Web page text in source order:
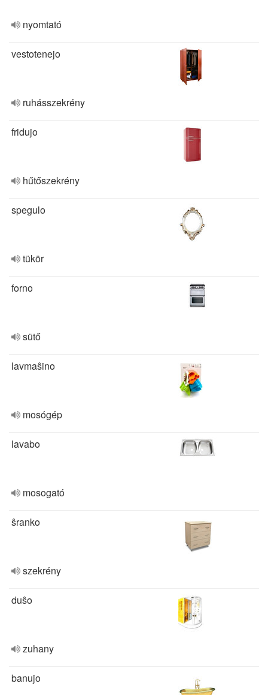
nyomtató
vestotenejo
ruhásszekrény
fridujo
hűtőszekrény
spegulo
tükör
forno
sütő
lavmaŝino
mosógép
lavabo
mosogató
ŝranko
szekrény
duŝo
zuhany
banujo